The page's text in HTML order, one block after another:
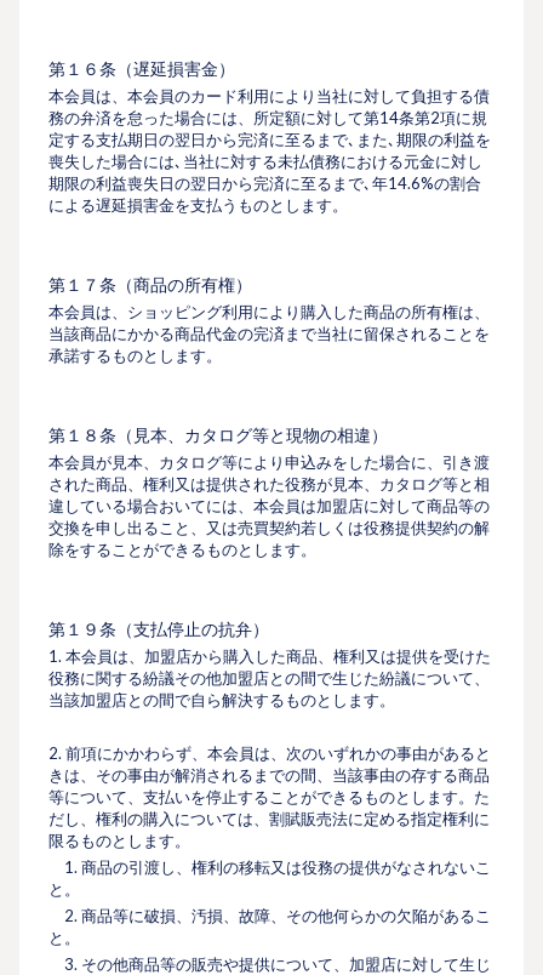
第１６条（遅延損害⾦）
本会員は、本会員のカード利⽤により当社に対して負担する債
務の弁済を怠った場合には、所定額に対して第14条第2項に規
定する支払期⽇の翌⽇から完済に⾄るまで､また､期限の利益を
喪失した場合には､当社に対する未払債務における元⾦に対し
期限の利益喪失⽇の翌⽇から完済に⾄るまで､年14.6%の割合
による遅延損害⾦を⽀払うものとします。
第１７条（商品の所有権）
本会員は、ショッピング利⽤により購⼊した商品の所有権は、
当該商品にかかる商品代⾦の完済まで当社に留保されることを
承諾するものとします。
第１８条（⾒本、カタログ等と現物の相違）
本会員が⾒本、カタログ等により申込みをした場合に、引き渡
された商品、権利又は提供された役務が⾒本、カタログ等と相
違している場合おいてには、本会員は加盟店に対して商品等の
交換を申し出ること、又は売買契約若しくは役務提供契約の解
除をすることができるものとします。
第１９条（⽀払停⽌の抗弁）
1. 本会員は、加盟店から購⼊した商品、権利又は提供を受けた
役務に関する紛議その他加盟店との間で⽣じた紛議について、
当該加盟店との間で⾃ら解決するものとします。
2. 前項にかかわらず、本会員は、次のいずれかの事由があると
きは、その事由が解消されるまでの間、当該事由の存する商品
等について、⽀払いを停⽌することができるものとします。た
だし、権利の購⼊については、割賦販売法に定める指定権利に
限るものとします。
1. 商品の引渡し、権利の移転又は役務の提供がなされないこ
と。
2. 商品等に破損、汚損、故障、その他何らかの⽋陥があるこ
と。
3. その他商品等の販売や提供について、加盟店に対して⽣じ